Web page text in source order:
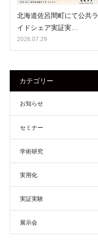
北海道佐呂間町にて公共ラ
イドシェア実証実…
2026.07.29
カテゴリー
お知らせ
セミナー
学術研究
実用化
実証実験
展示会